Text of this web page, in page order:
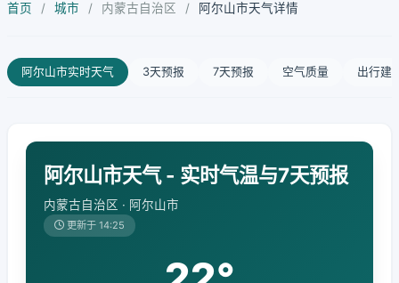
首页 / 城市 / 内蒙古自治区 / 阿尔山市天气详情
阿尔山市实时天气 3天预报 7天预报 空气质量 出行建
阿尔山市天气 - 实时气温与7天预报
内蒙古自治区 · 阿尔山市
更新于 14:25